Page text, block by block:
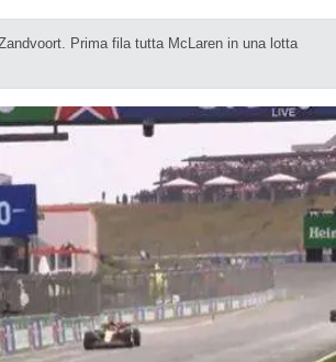
Prima fila tutta McLaren in una lotta